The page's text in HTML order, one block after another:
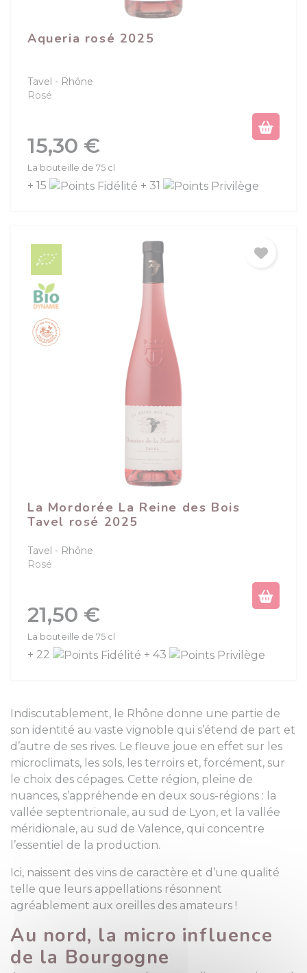
Aqueria rosé 2025
Tavel
Rhône
Rosé
Prix
15,30 €
La bouteille de 75 cl
+ 15 + 31
La Mordorée La Reine des Bois
Tavel rosé 2025
Tavel
Rhône
Rosé
Prix
21,50 €
La bouteille de 75 cl
+ 22 + 43
Indiscutablement, le Rhône donne une partie de
son identité au vaste vignoble qui s’étend de part et
d’autre de ses rives. Le fleuve joue en effet sur les
microclimats, les sols, les terroirs et, forcément, sur
le choix des cépages. Cette région, pleine de
nuances, s’appréhende en deux sous-régions : la
vallée septentrionale, au sud de Lyon, et la vallée
méridionale, au sud de Valence, qui concentre
l’essentiel de la production.
Ici, naissent des vins de caractère et d’une qualité
telle que leurs appellations résonnent
agréablement aux oreilles des amateurs !
Au nord, la micro influence
de la Bourgogne